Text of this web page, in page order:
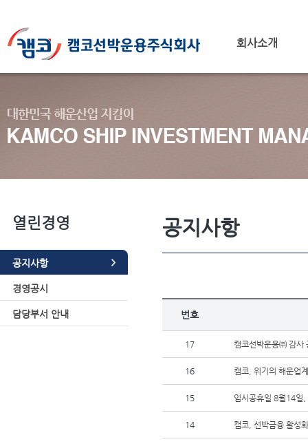
회사소개
열린경영
공지사항
경영공시
담당부서 안내
공지사항
번호
17 캠코선박운용㈜ 감사
16 캠코, 위기의 해운업
15 임시공휴일 8월14일,
14 캠코, 선박금융 활성